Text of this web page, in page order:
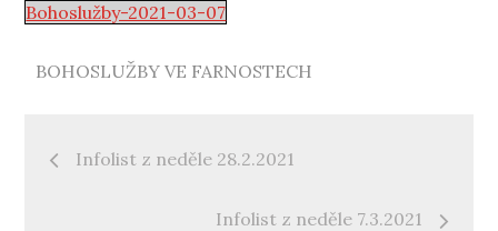
Bohoslužby-2021-03-07
BOHOSLUŽBY VE FARNOSTECH
Navigace
Infolist z neděle 28.2.2021
Infolist z neděle 7.3.2021